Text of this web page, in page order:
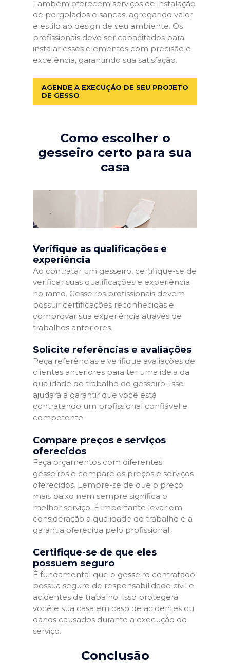
Também oferecem serviços de instalação
de pergolados e sancas, agregando valor
e estilo ao design de seu ambiente. Os
profissionais deve ser capacitados para
instalar esses elementos com precisão e
excelência, garantindo sua satisfação.
AGENDE A EXECUÇÃO DE SEU PROJETO
DE GESSO
Como escolher o
gesseiro certo para sua
casa
Verifique as qualificações e
experiência
Ao contratar um gesseiro, certifique-se de
verificar suas qualificações e experiência
no ramo. Gesseiros profissionais devem
possuir certificações reconhecidas e
comprovar sua experiência através de
trabalhos anteriores.
Solicite referências e avaliações
Peça referências e verifique avaliações de
clientes anteriores para ter uma ideia da
qualidade do trabalho do gesseiro. Isso
ajudará a garantir que você está
contratando um profissional confiável e
competente.
Compare preços e serviços
oferecidos
Faça orçamentos com diferentes
gesseiros e compare os preços e serviços
oferecidos. Lembre-se de que o preço
mais baixo nem sempre significa o
melhor serviço. É importante levar em
consideração a qualidade do trabalho e a
garantia oferecida pelo profissional.
Certifique-se de que eles
possuem seguro
É fundamental que o gesseiro contratado
possua seguro de responsabilidade civil e
acidentes de trabalho. Isso protegerá
você e sua casa em caso de acidentes ou
danos causados durante a execução do
serviço.
Conclusão